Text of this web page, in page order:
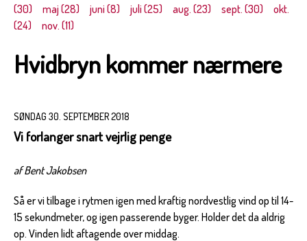
(30)
maj (28) juni (8) juli (25) aug. (23) sept. (30)
okt.
(24)
nov. (11)
Hvidbryn kommer nærmere
SØNDAG 30. SEPTEMBER 2018
Vi forlanger snart vejrlig penge
af Bent Jakobsen
Så er vi tilbage i rytmen igen med kraftig nordvestlig vind op til 14-
15 sekundmeter, og igen passerende byger. Holder det da aldrig
op. Vinden lidt aftagende over middag.